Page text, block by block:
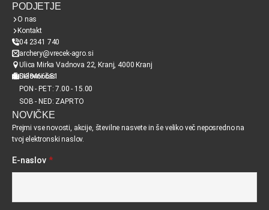
PODJETJE
O nas
Kontakt
04 2341 740
archery@vrecek-agro.si
Ulica Mirka Vadnova 22, Kranj, 4000 Kranj
SI38466651
Delovni čas
PON - PET: 7.00 - 15.00
SOB - NED: ZAPRTO
NOVIČKE
Prejmi vse novosti, akcije, številne nasvete in še veliko več neposredno na
tvoj elektronski naslov.
E-naslov *